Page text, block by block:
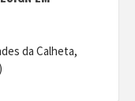
da Calheta,